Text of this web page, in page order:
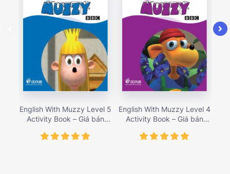
English With Muzzy Level 5
Activity Book – Giá bán
English With Muzzy Level 4
Activity Book – Giá bán